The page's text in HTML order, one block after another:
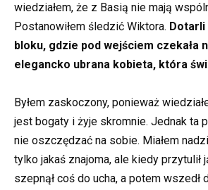
wiedziałem, że z Basią nie mają
Postanowiłem śledzić Wiktora. Dotarli
bloku, gdzie pod wejściem czekała
elegancko ubrana kobieta, która
Byłem zaskoczony, ponieważ
jest bogaty i żyje skromnie. Jednak ta
nie oszczędzać na sobie. Miałem
tylko jakaś znajoma, ale kiedy przytulił
szepnął coś do ucha, a potem wszedł